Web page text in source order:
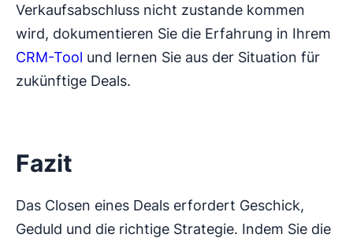
Verkaufsabschluss nicht zustande kommen
wird, dokumentieren Sie die Erfahrung in Ihrem
CRM-Tool und lernen Sie aus der Situation für
zukünftige Deals.
Fazit
Das Closen eines Deals erfordert Geschick,
Geduld und die richtige Strategie. Indem Sie die